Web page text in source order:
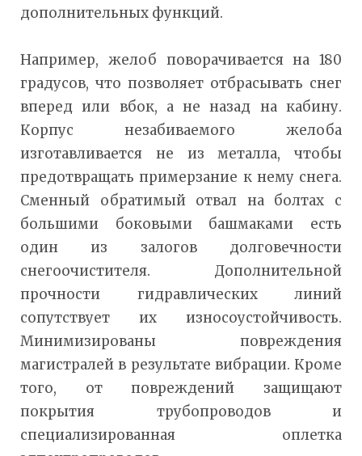
дополнительных функций.
Например, желоб поворачивается на 180
градусов, что позволяет отбрасывать снег
вперед или вбок, а не назад на кабину.
Корпус незабиваемого желоба
изготавливается не из металла, чтобы
предотвращать примерзание к нему снега.
Сменный обратимый отвал на болтах с
большими боковыми башмаками есть
один из залогов долговечности
снегоочистителя. Дополнительной
прочности гидравлических линий
сопутствует их износоустойчивость.
Минимизированы повреждения
магистралей в результате вибрации. Кроме
того, от повреждений защищают
покрытия трубопроводов и
специализированная оплетка